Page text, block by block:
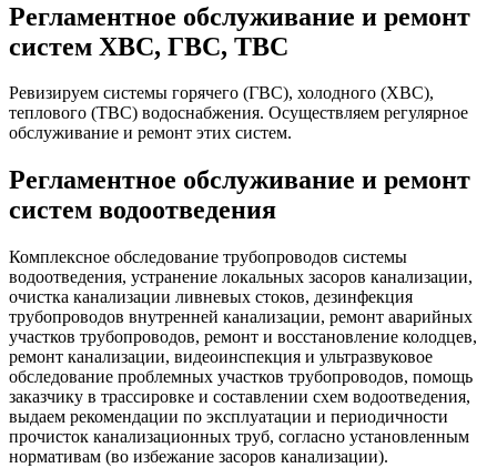
Регламентное обслуживание и ремонт
систем ХВС, ГВС, ТВС
Ревизируем системы горячего (ГВС), холодного (ХВС),
теплового (ТВС) водоснабжения. Осуществляем регулярное
обслуживание и ремонт этих систем.
Регламентное обслуживание и ремонт
систем водоотведения
Комплексное обследование трубопроводов системы
водоотведения, устранение локальных засоров канализации,
очистка канализации ливневых стоков, дезинфекция
трубопроводов внутренней канализации, ремонт аварийных
участков трубопроводов, ремонт и восстановление колодцев,
ремонт канализации, видеоинспекция и ультразвуковое
обследование проблемных участков трубопроводов, помощь
заказчику в трассировке и составлении схем водоотведения,
выдаем рекомендации по эксплуатации и периодичности
прочисток канализационных труб, согласно установленным
нормативам (во избежание засоров канализации).